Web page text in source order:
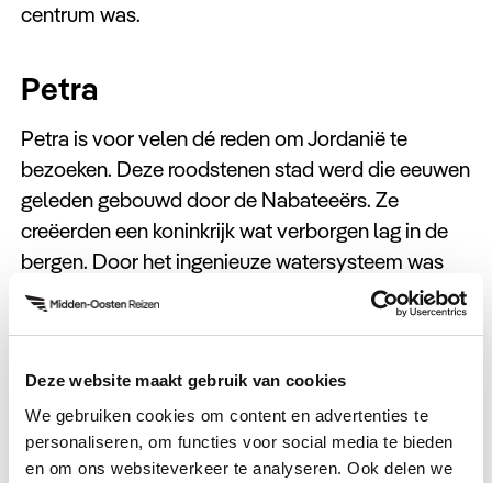
Deze website maakt gebruik van cookies
We gebruiken cookies om content en advertenties te
personaliseren, om functies voor social media te bieden
en om ons websiteverkeer te analyseren. Ook delen we
centrum was.
Petra
Petra is voor velen dé reden om Jordanië te
bezoeken. Deze roodstenen stad werd die eeuwen
geleden gebouwd door de Nabateeërs. Ze
creëerden een koninkrijk wat verborgen lag in de
bergen. Door het ingenieuze watersysteem was
men in staat op deze afgelegen plek het koninkrijk
een lange tijd te laten floreren. Hierdoor zijn ook
gebleven. In 1812 werd de stad herontdekt door de
Zwitser Jean Luc Bruckardt en is vanaf toen een
trekpleister voor reizigers van over de hele wereld.